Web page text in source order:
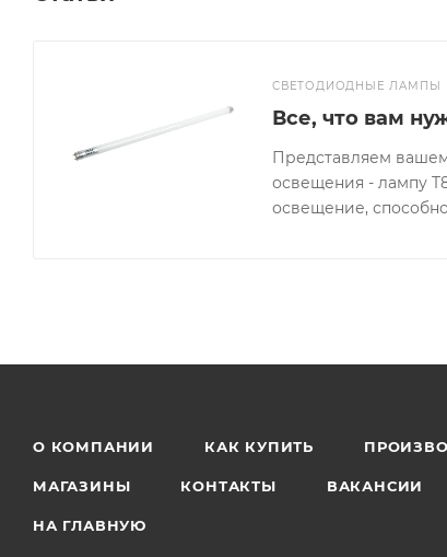
СВЕТОДИОДНЫЕ ЛАМПЫ
Все, что вам
Представляем
освещения - лампу
освещение,
О КОМПАНИИ КАК КУПИТЬ
МАГАЗИНЫ КОНТАКТЫ ВАКАНСИИ
НА ГЛАВНУЮ